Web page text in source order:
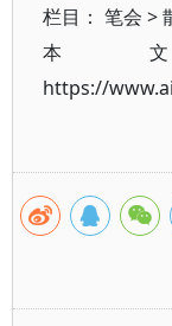
栏目： 笔会 >
本
https://